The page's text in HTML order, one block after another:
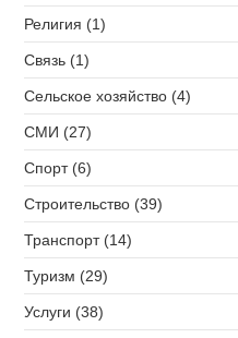
Религия (1)
Связь (1)
Сельское хозяйство (4)
СМИ (27)
Спорт (6)
Строительство (39)
Транспорт (14)
Туризм (29)
Услуги (38)